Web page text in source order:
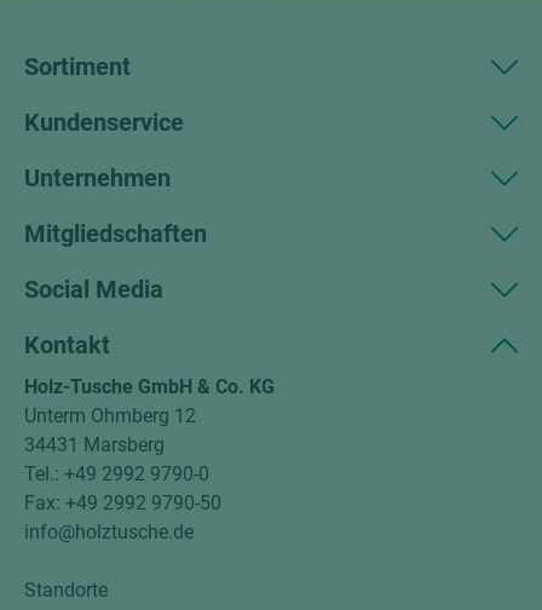
Sortiment
Kundenservice
Unternehmen
Mitgliedschaften
Social Media
Kontakt
Holz-Tusche GmbH & Co. KG
Unterm Ohmberg 12
34431 Marsberg
Tel.: +49 2992 9790-0
Fax: +49 2992 9790-50
info@holztusche.de
Standorte